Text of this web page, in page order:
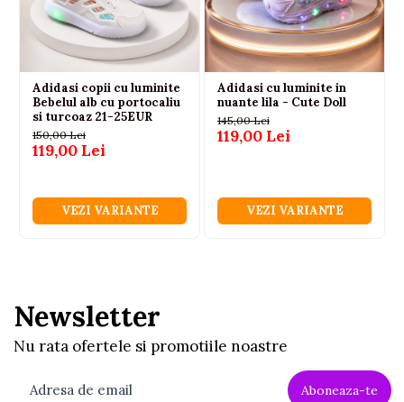
Adidasi copii cu luminite
Bebelul alb cu portocaliu
si turcoaz 21-25EUR
150,00 Lei
119,00 Lei
VEZI VARIANTE
Adidasi cu luminite in
nuante lila - Cute Doll
145,00 Lei
119,00 Lei
VEZI VARIANTE
Newsletter
Nu rata ofertele si promotiile noastre